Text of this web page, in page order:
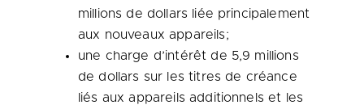
millions de dollars liée principalement
aux nouveaux appareils;
une charge d’intérêt de 5,9 millions
de dollars sur les titres de créance
liés aux appareils additionnels et les